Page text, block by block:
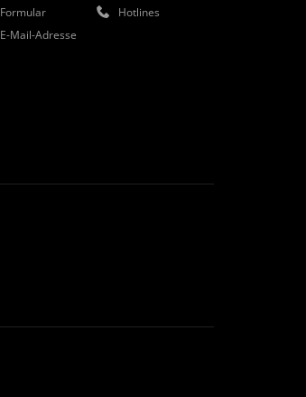
Formular
Hotlines
E-Mail-Adresse